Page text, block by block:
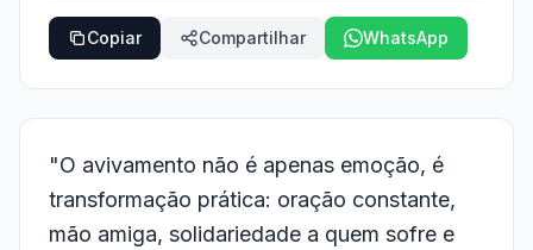
Copiar Compartilhar WhatsApp
"O avivamento não é apenas emoção, é
transformação prática: oração constante,
mão amiga, solidariedade a quem sofre e